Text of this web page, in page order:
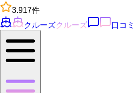
3.917件
クルーズクルーズ 口コミ